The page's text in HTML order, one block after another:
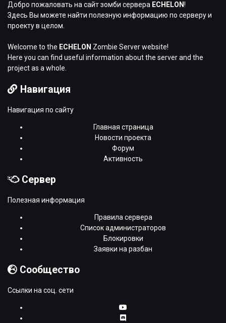
Добро пожаловать на сайт зомби сервера ECHELON!
Здесь Вы можете найти полезную информацию по серверу и
проекту в целом.
Welcome to the ECHELON Zombie Server website!
Here you can find useful information about the server and the
project as a whole.
Навигация
Навигация по сайту
Главная страница
Новости проекта
Форум
Активность
Сервер
Полезная информация
Правила сервера
Список администраторов
Блокировки
Заявки на разбан
Сообщество
Ссылки на соц. сети